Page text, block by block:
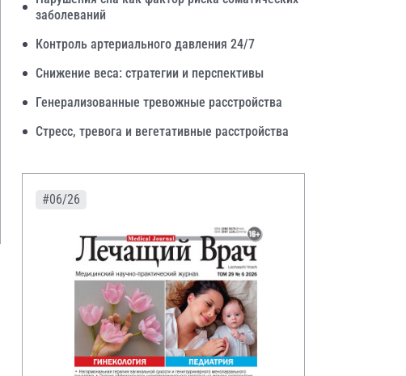
заболеваний
Контроль артериального давления 24/7
Снижение веса: стратегии и перспективы
Генерализованные тревожные расстройства
Стресс, тревога и вегетативные расстройства
#06/26